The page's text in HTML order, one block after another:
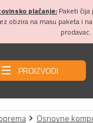
plaćanje: Paketi
obzira na masu paketa i
PROIZVODI
Osnovne